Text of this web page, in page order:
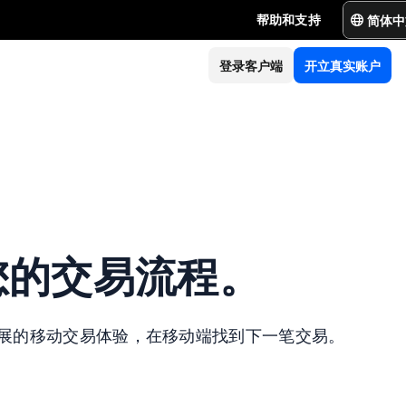
帮助和支持 简体
开立真实账户
登录客户端
交易流程。
移动交易体验，在移动端找到下一笔交易。